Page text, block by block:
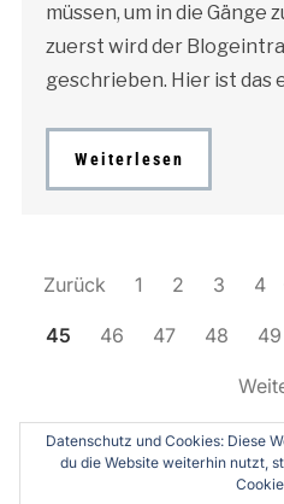
müssen, um in die Gänge
zuerst wird der
geschrieben. Hier ist das
Weiterlesen
Zurück 1 2 3 4
45 46 47 48 49
Teilen mit:
X Facebook
Datenschutz und Cookies: Diese
du die Website weiterhin nutzt,